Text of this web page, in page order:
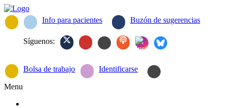
Info para pacientes Buzón de sugerencias
Síguenos:
Bolsa de trabajo Identificarse
Menu